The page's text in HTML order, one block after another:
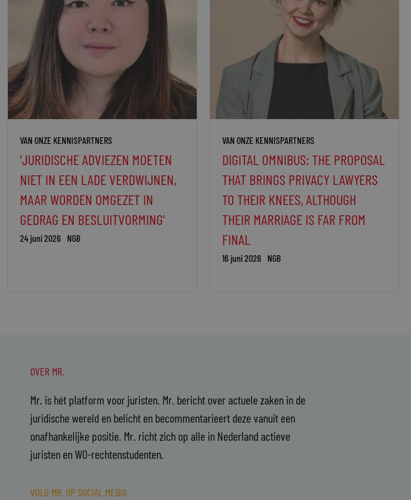
VAN ONZE KENNISPARTNERS
‘JURIDISCHE ADVIEZEN MOETEN
NIET IN EEN LADE VERDWIJNEN,
MAAR WORDEN OMGEZET IN
GEDRAG EN BESLUITVORMING’
24 juni 2026 NGB
VAN ONZE KENNISPARTNERS
DIGITAL OMNIBUS: THE PROPOSAL
THAT BRINGS PRIVACY LAWYERS
TO THEIR KNEES, ALTHOUGH
THEIR MARRIAGE IS FAR FROM
FINAL
16 juni 2026 NGB
OVER MR.
Mr. is hét platform voor juristen. Mr. bericht over actuele zaken in de
juridische wereld en belicht en becommentarieert deze vanuit een
onafhankelijke positie. Mr. richt zich op alle in Nederland actieve
juristen en WO-rechtenstudenten.
VOLG MR. OP SOCIAL MEDIA